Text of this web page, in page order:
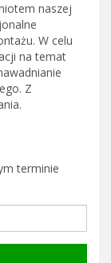
naszej
W celu
na temat
Z
terminie